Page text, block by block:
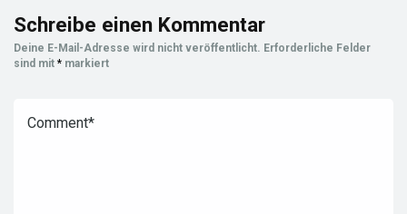
Schreibe einen Kommentar
Deine E-Mail-Adresse wird nicht veröffentlicht. Erforderliche Felder
sind mit * markiert